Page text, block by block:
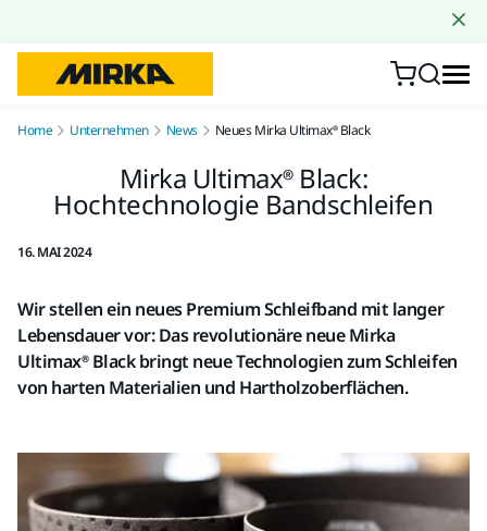
Home Unternehmen News Neues Mirka Ultimax® Black
Mirka Ultimax® Black:
Hochtechnologie Bandschleifen
16. MAI 2024
Wir stellen ein neues Premium Schleifband mit langer
Lebensdauer vor: Das revolutionäre neue Mirka
Ultimax® Black bringt neue Technologien zum Schleifen
von harten Materialien und Hartholzoberflächen.